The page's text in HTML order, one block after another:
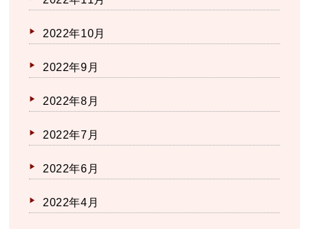
2022年10月
2022年9月
2022年8月
2022年7月
2022年6月
2022年4月